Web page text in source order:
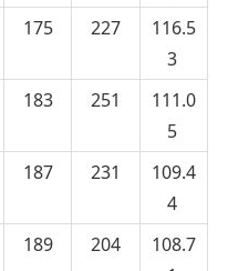
175 227
116.5
3
183 251
111.0
5
187 231
109.4
4
189 204
108.7